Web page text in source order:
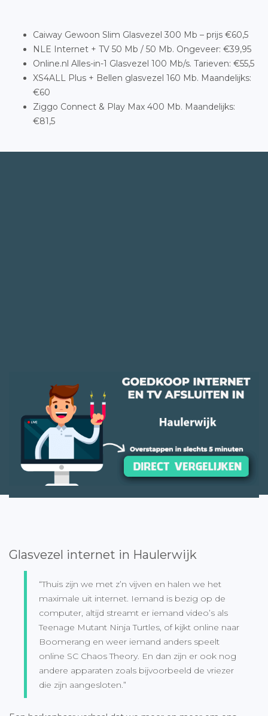
Caiway Gewoon Slim Glasvezel 300 Mb – prijs €60,5
NLE Internet + TV 50 Mb / 50 Mb. Ongeveer: €39,95
Online.nl Alles-in-1 Glasvezel 100 Mb/s. Tarieven: €55,5
XS4ALL Plus + Bellen glasvezel 160 Mb. Maandelijks:
€60
Ziggo Connect & Play Max 400 Mb. Maandelijks:
€81,5
Glasvezel internet in Haulerwijk
“Thuis zijn we met z’n vijven en halen we het
maximale uit internet. Iemand is bezig op de
computer, altijd streamt er iemand video’s als
Teenage Mutant Ninja Turtles, of kijkt online naar
Boomerang en weer iemand anders speelt
online SC Chaos Theory. En dan zijn er ook nog
andere apparaten zoals bijvoorbeeld de vriezer
die zijn aangesloten.”